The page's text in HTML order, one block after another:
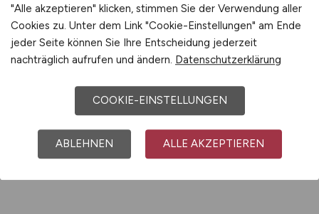
GmbH
Mehr
"Alle akzeptieren" klicken, stimmen Sie der Verwendung aller
Cookies zu. Unter dem Link "Cookie-Einstellungen" am Ende
jeder Seite können Sie Ihre Entscheidung jederzeit
nachträglich aufrufen und ändern. Datenschutzerklärung
COOKIE-EINSTELLUNGEN
ABLEHNEN ALLE AKZEPTIEREN